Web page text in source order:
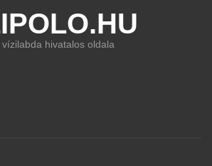
hivatalos oldala